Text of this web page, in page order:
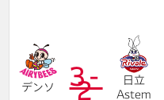
デンソ
3-
2
日立
Astem